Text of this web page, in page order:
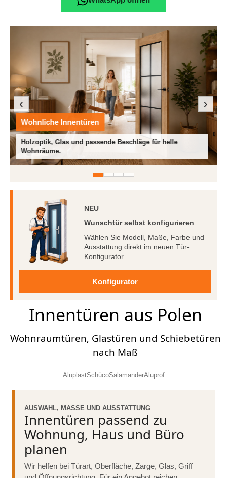
für helle
Für jeden Raum
Türen für Schlafzimmer, Kinderzimmer,
‹ ›
NEU
Wunschtür selbst konfigurieren
Wählen Sie Modell, Maße, Farbe und
Ausstattung direkt im neuen Tür-
Konfigurator.
Konfigurator
Innentüren aus Polen
Wohnraumtüren, Glastüren und Schiebetüren
nach Maß
AluplastSchücoSalamanderAluprof
AUSWAHL, MASSE UND AUSSTATTUNG
Innentüren passend zu
Wohnung, Haus und Büro
planen
Wir helfen bei Türart, Oberfläche, Zarge, Glas, Griff